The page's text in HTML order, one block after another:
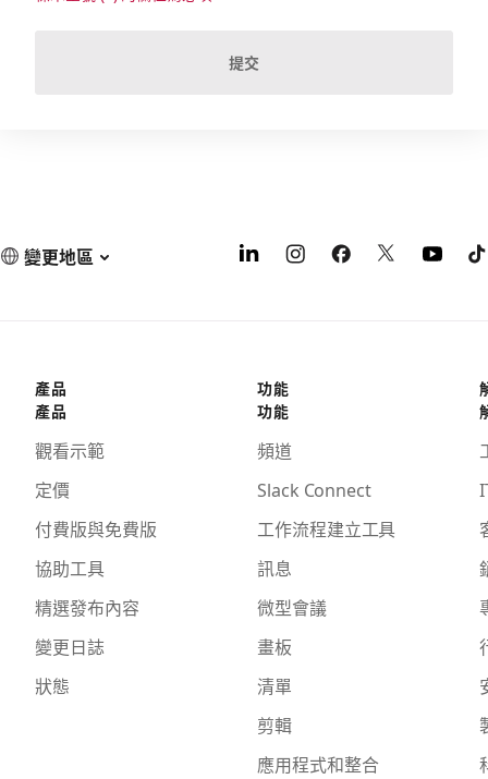
提交
變更地區
產品
產品
觀看示範
定價
付費版與免費版
協助工具
精選發布內容
變更日誌
狀態
功能
功能
頻道
Slack Connect
工作流程建立工具
訊息
微型會議
畫板
清單
剪輯
應用程式和整合